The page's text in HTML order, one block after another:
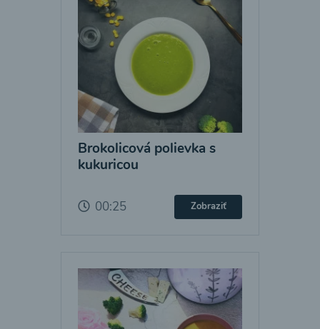
Brokolicová polievka s
kukuricou
00:25 Zobraziť